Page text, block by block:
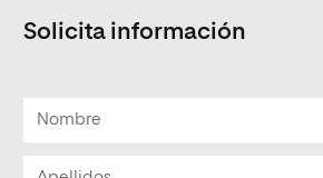
Solicita información